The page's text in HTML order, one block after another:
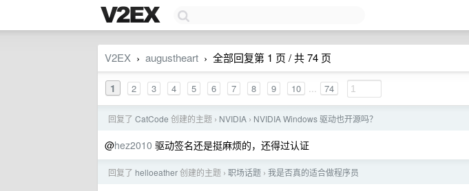
V2EX › augustheart › 全部回复第 1 页 / 共 74 页
1 2 3 4 5 6 7 8 9 10 ... 74
回复了 CatCode 创建的主题 › NVIDIA › NVIDIA Windows 驱动也开源吗？
@hez2010 驱动签名还是挺麻烦的，还得过认证
回复了 helloeather创建的主题 › 职场话题 › 我是否真的适合做程序员